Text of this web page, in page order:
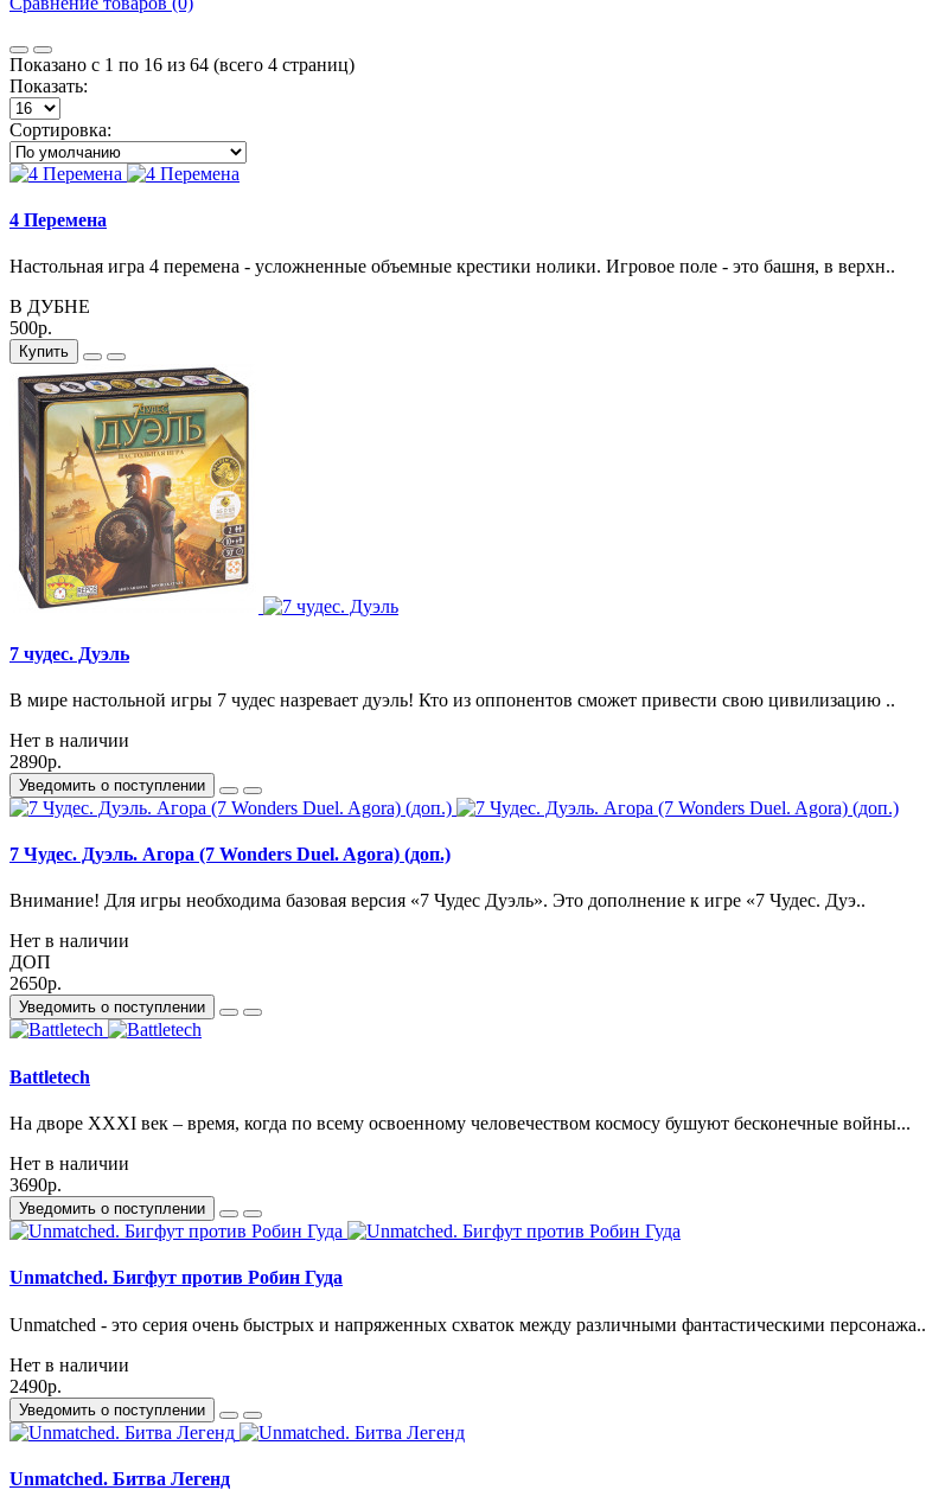
Показано с 1 по 16 из 64 (всего 4 страниц)
Показать:
Сортировка:
4 Перемена
Настольная игра 4 перемена - усложненные объемные крестики нолики. Игровое поле - это башня, в верхн..
В ДУБНЕ
500р.
Купить
7 чудес. Дуэль
В мире настольной игры 7 чудес назревает дуэль! Кто из оппонентов сможет привести свою цивилизацию ..
Нет в наличии
2890р.
Уведомить о поступлении
7 Чудес. Дуэль. Агора (7 Wonders Duel. Agora) (доп.)
Внимание! Для игры необходима базовая версия «7 Чудес Дуэль». Это дополнение к игре «7 Чудес. Дуэ..
Нет в наличии
ДОП
2650р.
Уведомить о поступлении
Battletech
На дворе XXXI век – время, когда по всему освоенному человечеством космосу бушуют бесконечные войны...
Нет в наличии
3690р.
Уведомить о поступлении
Unmatched. Бигфут против Робин Гуда
Unmatched - это серия очень быстрых и напряженных схваток между различными фантастическими персонажа..
Нет в наличии
2490р.
Уведомить о поступлении
Unmatched. Битва Легенд